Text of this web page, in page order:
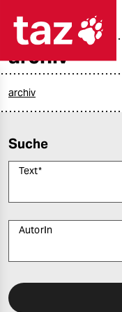
politik
gesellschaft
sport
archiv
archiv
Suche
Text*
AutorIn